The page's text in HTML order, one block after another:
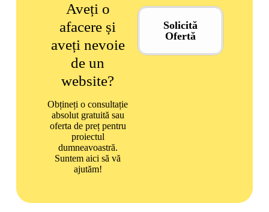
Aveți o
afacere și
aveți nevoie
de un
website?
Obțineți o consultație
absolut gratuită sau
oferta de preț pentru
proiectul
dumneavoastră.
Suntem aici să vă
ajutăm!
Solicită
Ofertă